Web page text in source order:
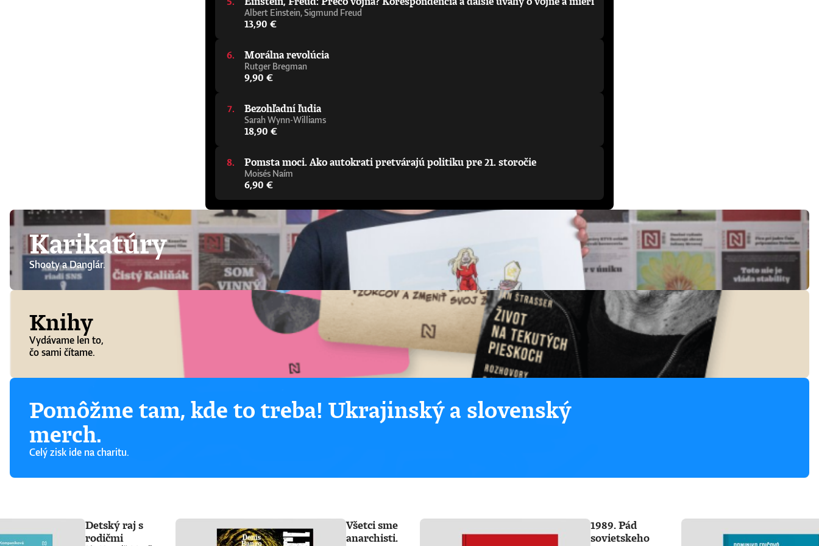
Albert Einstein, Sigmund Freud
13,90 €
Morálna revolúcia
Rutger Bregman
9,90 €
Bezohľadní ľudia
Sarah Wynn-Williams
18,90 €
Pomsta moci. Ako autokrati pretvárajú politiku pre 21. storočie
Moisés Naím
6,90 €
Karikatúry
Shooty a Danglár.
Knihy
Vydávame len to,
čo sami čítame.
Pomôžme tam, kde to treba! Ukrajinský a slovenský
merch.
Celý zisk ide na charitu.
Detský raj s
rodičmi
Všetci sme
anarchisti.
1989. Pád
sovietskeho